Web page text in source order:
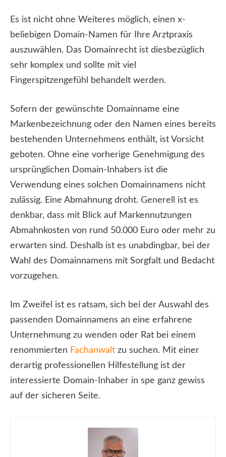
Es ist nicht ohne Weiteres möglich, einen x-
beliebigen Domain-Namen für Ihre Arztpraxis
auszuwählen. Das Domainrecht ist diesbezüglich
sehr komplex und sollte mit viel
Fingerspitzengefühl behandelt werden.
Sofern der gewünschte Domainname eine
Markenbezeichnung oder den Namen eines bereits
bestehenden Unternehmens enthält, ist Vorsicht
geboten. Ohne eine vorherige Genehmigung des
ursprünglichen Domain-Inhabers ist die
Verwendung eines solchen Domainnamens nicht
zulässig. Eine Abmahnung droht. Generell ist es
denkbar, dass mit Blick auf Markennutzungen
Abmahnkosten von rund 50.000 Euro oder mehr zu
erwarten sind. Deshalb ist es unabdingbar, bei der
Wahl des Domainnamens mit Sorgfalt und Bedacht
vorzugehen.
Im Zweifel ist es ratsam, sich bei der Auswahl des
passenden Domainnamens an eine erfahrene
Unternehmung zu wenden oder Rat bei einem
renommierten Fachanwalt zu suchen. Mit einer
derartig professionellen Hilfestellung ist der
interessierte Domain-Inhaber in spe ganz gewiss
auf der sicheren Seite.